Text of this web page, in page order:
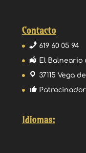
Contacto
619 60 05 94
El Balneario
37115 Vega
Idiomas: